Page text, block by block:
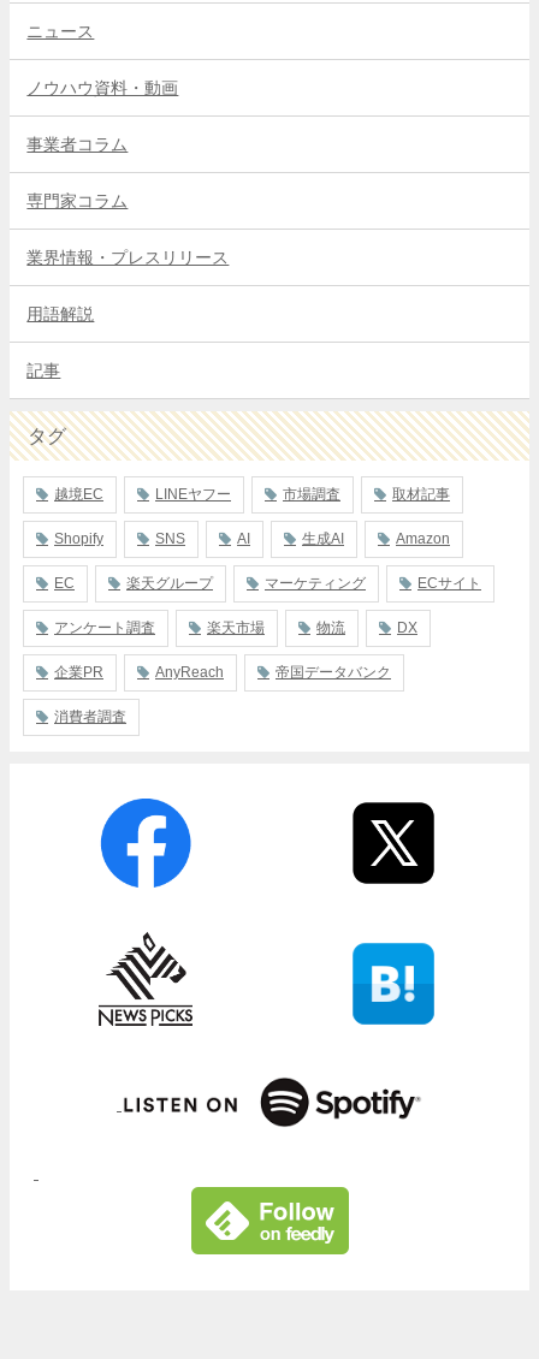
ニュース
ノウハウ資料・動画
事業者コラム
専門家コラム
業界情報・プレスリリース
用語解説
記事
タグ
越境EC LINEヤフー 市場調査 取材記事
Shopify SNS AI 生成AI Amazon
EC 楽天グループ マーケティング ECサイト
アンケート調査 楽天市場 物流 DX
企業PR AnyReach 帝国データバンク
消費者調査